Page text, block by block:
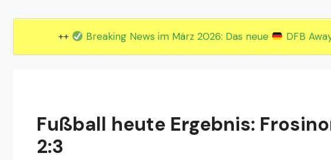
++ Breaking News im März 2026: Das neue DFB
Fußball heute Ergebnis:
2:3